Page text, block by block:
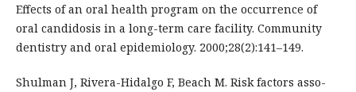
Effects of an oral health program on the occurrence of
oral candidosis in a long-term care facility. Community
dentistry and oral epidemiology. 2000;28(2):141–149.
Shulman J, Rivera-Hidalgo F, Beach M. Risk factors asso-